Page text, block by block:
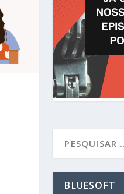
BLUESOFT